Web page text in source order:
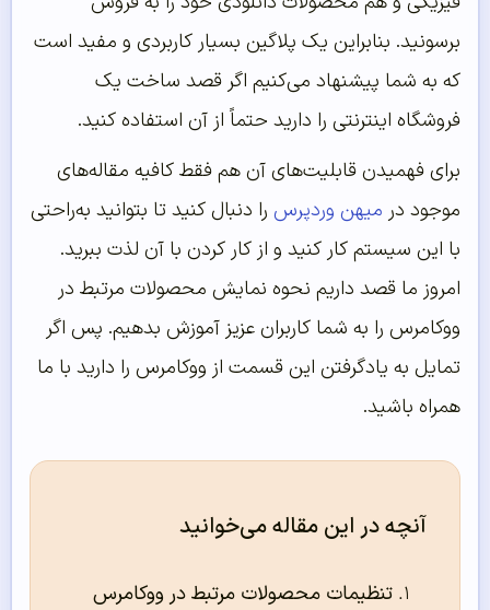
برسونید. بنابراین یک پلاگین بسیار کاربردی و مفید است
که به شما پیشنهاد می‌کنیم اگر قصد ساخت یک
فروشگاه اینترنتی را دارید حتماً از آن استفاده کنید.
برای فهمیدن قابلیت‌های آن هم فقط کافیه مقاله‌های
موجود در میهن وردپرس را دنبال کنید تا بتوانید به‌راحتی
با این سیستم کار کنید و از کار کردن با آن لذت ببرید.
امروز ما قصد داریم نحوه نمایش محصولات مرتبط در
ووکامرس را به شما کاربران عزیز آموزش بدهیم. پس اگر
تمایل به یادگرفتن این قسمت از ووکامرس را دارید با ما
همراه باشید.
آنچه در این مقاله می‌خوانید
تنظیمات محصولات مرتبط در ووکامرس